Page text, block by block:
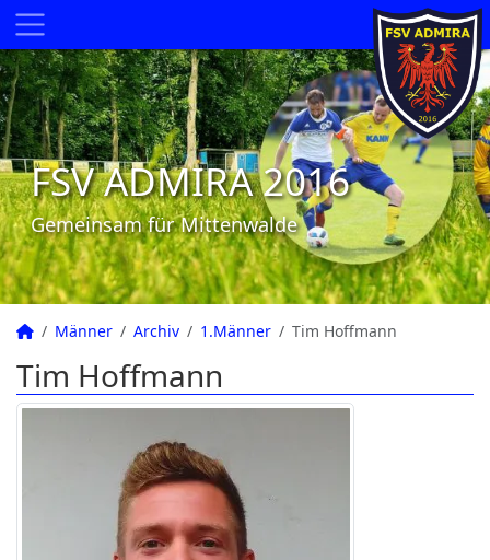
FSV ADMIRA 2016
Gemeinsam für Mittenwalde
Männer Archiv 1.Männer Tim Hoffmann
Tim Hoffmann